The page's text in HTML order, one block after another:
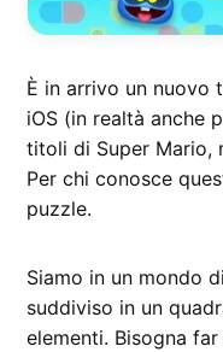
È in arrivo un
iOS (in realtà anche
titoli di Super Mario,
Per chi conosce
puzzle.
Siamo in un mondo
suddiviso in un
elementi. Bisogna